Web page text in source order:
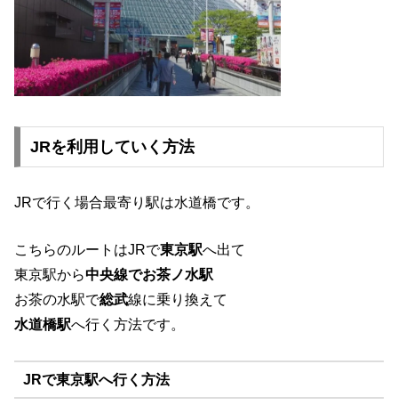
JRを利用していく方法
JRで行く場合最寄り駅は水道橋です。
こちらのルートはJRで東京駅へ出て
東京駅から中央線でお茶ノ水駅
お茶の水駅で総武線に乗り換えて
水道橋駅へ行く方法です。
JRで東京駅へ行く方法